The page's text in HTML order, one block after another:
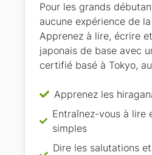
Pour les grands
aucune expérience de
Apprenez à lire, écrire
japonais de base avec
certifié basé à Tokyo,
Apprenez les
Entraînez-vous à lire
simples
Dire les salutations